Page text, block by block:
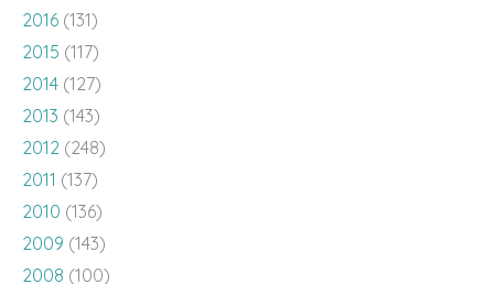
2016 (131)
2015 (117)
2014 (127)
2013 (143)
2012 (248)
2011 (137)
2010 (136)
2009 (143)
2008 (100)